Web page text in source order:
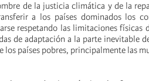
de la justicia climática y de la
a los países dominados los
respetando las limitaciones
de adaptación a la parte inevitable
los países pobres, principalmente las